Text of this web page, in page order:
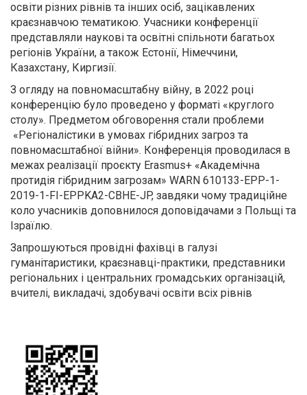
освіти різних рівнів та інших осіб, зацікавлених
краєзнавчою тематикою. Учасники конференції
представляли наукові та освітні спільноти багатьох
регіонів України, а також Естонії, Німеччини,
Казахстану, Киргизії.
З огляду на повномасштабну війну, в 2022 році
конференцію було проведено у форматі «круглого
столу». Предметом обговорення стали проблеми
«Регіоналістики в умовах гібридних загроз та
повномасштабної війни». Конференція проводилася в
межах реалізації проєкту Erasmus+ «Академічна
протидія гібридним загрозам» WARN 610133-EPP-1-
2019-1-FI-EPPKA2-CBHE-JP, завдяки чому традиційне
коло учасників доповнилося доповідачами з Польщі та
Ізраїлю.
Запрошуються провідні фахівці в галузі
гуманітаристики, краєзнавці-практики, представники
регіональних і центральних громадських організацій,
вчителі, викладачі, здобувачі освіти всіх рівнів